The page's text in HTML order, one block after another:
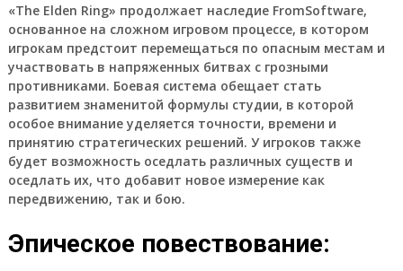
«The Elden Ring» продолжает наследие FromSoftware,
основанное на сложном игровом процессе, в котором
игрокам предстоит перемещаться по опасным местам и
участвовать в напряженных битвах с грозными
противниками. Боевая система обещает стать
развитием знаменитой формулы студии, в которой
особое внимание уделяется точности, времени и
принятию стратегических решений. У игроков также
будет возможность оседлать различных существ и
оседлать их, что добавит новое измерение как
передвижению, так и бою.
Эпическое повествование: